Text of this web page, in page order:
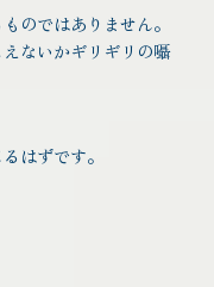
のではありません。
ないかギリギリの囁
はずです。